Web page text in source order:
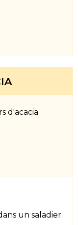
d'acacia
un saladier.